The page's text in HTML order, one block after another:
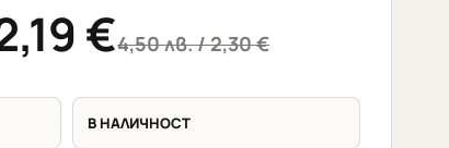
4,50лв./ 2,30 €
€
В НАЛИЧНОСТ